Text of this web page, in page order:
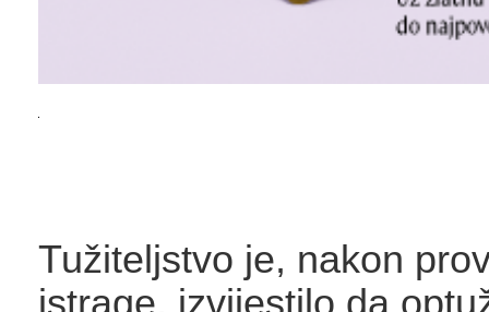
Tužiteljstvo je, nakon